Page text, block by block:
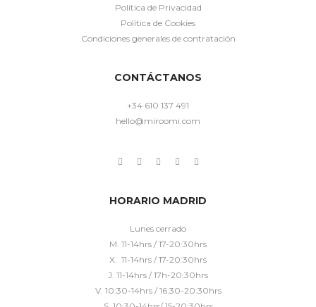
Política de Privacidad
Política de Cookies
Condiciones generales de contratación
CONTÁCTANOS
+34 610 137 491
hello@miroomi.com
HORARIO MADRID
Lunes cerrado
M. 11-14hrs / 17-20:30hrs
X. 11-14hrs / 17-20:30hrs
J. 11-14hrs / 17h-20:30hrs
V. 10:30-14hrs / 16:30-20:30hrs